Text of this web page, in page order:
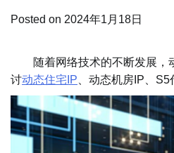
Posted on 2024年1月18日
随着网络技术的不断发展，动
讨动态住宅IP 、动态机房IP、